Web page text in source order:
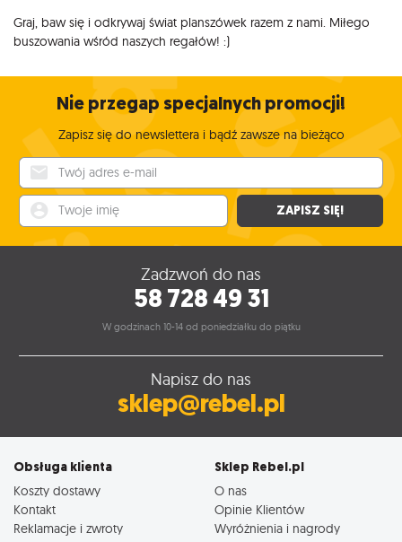
Graj, baw się i odkrywaj świat planszówek razem z nami. Miłego
buszowania wśród naszych regałów! :)
Nie przegap specjalnych promocji!
Zapisz się do newslettera i bądź zawsze na bieżąco
ZAPISZ SIĘ!
Zadzwoń do nas
58 728 49 31
W godzinach 10-14 od poniedziałku do piątku
Napisz do nas
sklep@rebel.pl
Obsługa klienta
Koszty dostawy
Kontakt
Reklamacje i zwroty
Sklep Rebel.pl
O nas
Opinie Klientów
Wyróżnienia i nagrody